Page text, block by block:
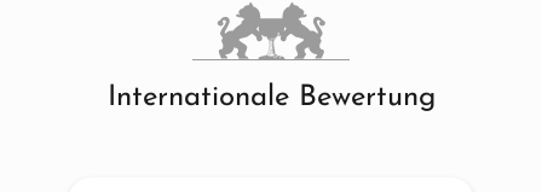
Internationale Bewertung